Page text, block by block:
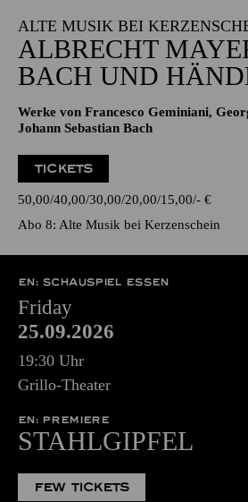
ALTE MUSIK BEI
ALBRECHT
BACH UND
Werke von Francesco Geminiani,
Johann Sebastian Bach
TICKETS
50,00 40,00 30,00 20,00 15,00 - €
Abo 8: Alte Musik bei Kerzenschein
EN: SCHAUSPIEL ESSEN
Friday
25.09.2026
19:30 Uhr
Grillo-Theater
EN: PREMIERE
STAHLGIPFEL
FEW TICKETS